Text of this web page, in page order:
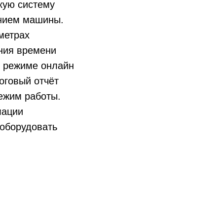
систему
машины.
времени
режиме онлайн
отчёт
работы.